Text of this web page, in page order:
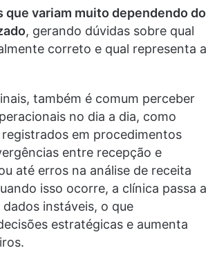
que variam muito dependendo do
, gerando dúvidas sobre qual
correto e qual representa a
também é comum perceber
no dia a dia, como
em procedimentos
entre recepção e
até erros na análise de receita
isso ocorre, a clínica passa a
instáveis, o que
estratégicas e aumenta